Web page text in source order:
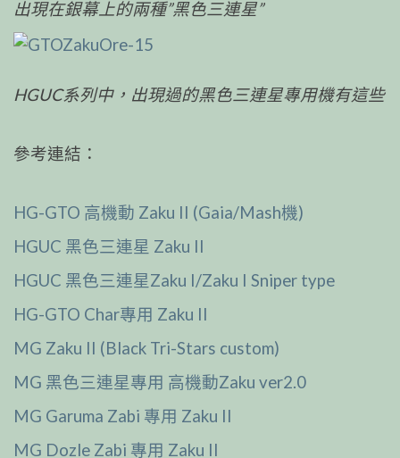
出現在銀幕上的兩種”黑色三連星”
HGUC系列中，出現過的黑色三連星專用機有這些
參考連結：
HG-GTO 高機動 Zaku II (Gaia/Mash機)
HGUC 黑色三連星 Zaku II
HGUC 黑色三連星Zaku I/Zaku I Sniper type
HG-GTO Char專用 Zaku II
MG Zaku II (Black Tri-Stars custom)
MG 黑色三連星專用 高機動Zaku ver2.0
MG Garuma Zabi 專用 Zaku II
MG Dozle Zabi 專用 Zaku II